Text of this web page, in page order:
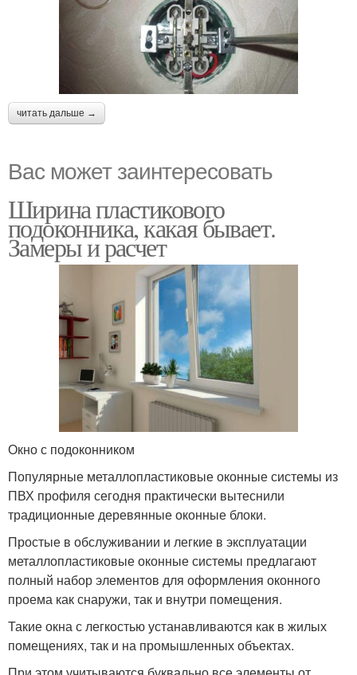
читать дальше →
Вас может заинтересовать
Ширина пластикового
подоконника, какая бывает.
Замеры и расчет
Окно с подоконником
Популярные металлопластиковые оконные системы из
ПВХ профиля сегодня практически вытеснили
традиционные деревянные оконные блоки.
Простые в обслуживании и легкие в эксплуатации
металлопластиковые оконные системы предлагают
полный набор элементов для оформления оконного
проема как снаружи, так и внутри помещения.
Такие окна с легкостью устанавливаются как в жилых
помещениях, так и на промышленных объектах.